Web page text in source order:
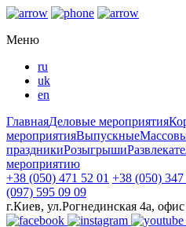
Меню
ru
uk
en
ГлавнаяДеловые мероприятия
мероприятияВыпускные
праздникиРозыгрыши
мероприятию
+38 (050) 471 52 01 +38 (050)
(097) 595 09 09
г.Киев, ул.Рогнединская 4а,